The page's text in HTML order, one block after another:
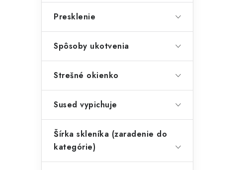
Presklenie
Spôsoby ukotvenia
Strešné okienko
Sused vypichuje
Šírka skleníka (zaradenie do
kategórie)